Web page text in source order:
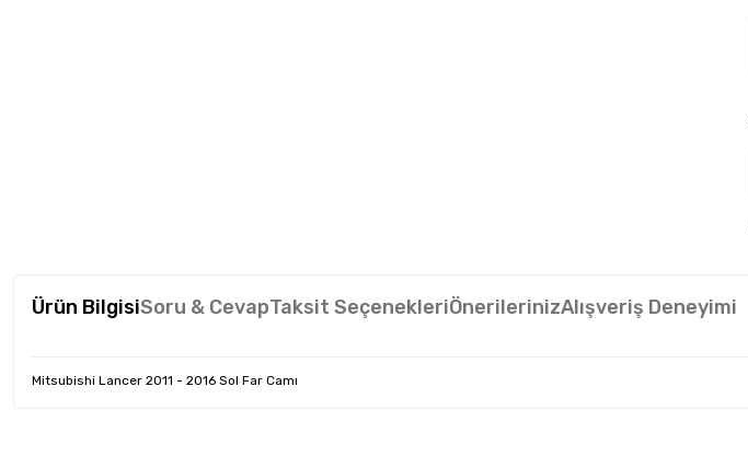
Ürün BilgisiSoru & CevapTaksit SeçenekleriÖnerilerinizAlışveriş Deneyimi
Mitsubishi Lancer 2011 - 2016 Sol Far Camı